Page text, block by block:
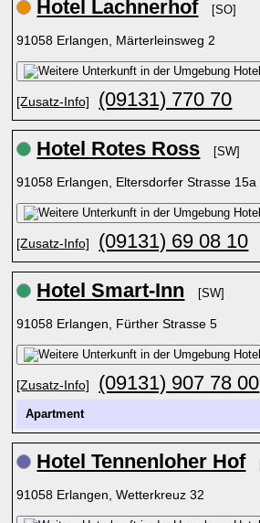
Hotel Lachnerhof [SO]
91058 Erlangen, Märterleinsweg 2
[Zusatz-Info] (09131) 770 70
Hotel Rotes Ross [SW]
91058 Erlangen, Eltersdorfer Strasse 15a
[Zusatz-Info] (09131) 69 08 10
Hotel Smart-Inn [SW]
91058 Erlangen, Fürther Strasse 5
[Zusatz-Info] (09131) 907 78 00
Apartment
Hotel Tennenloher Hof
91058 Erlangen, Wetterkreuz 32